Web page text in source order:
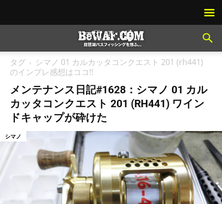
タグ
シマノ 01 カルカッタコンクエスト 201 (rh441)
のインプレ感想はココ!!
メンテナンス日記#1628：シマノ 01 カル
カッタコンクエスト 201 (RH441) ワイン
ドキャップが砕けた
シマノ